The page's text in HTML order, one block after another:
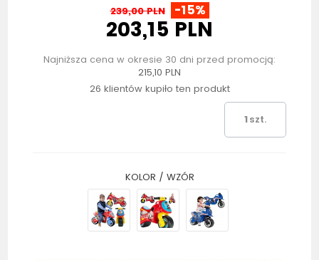
239,00 PLN -15%
203,15 PLN
Najniższa cena w okresie 30 dni przed promocją:
215,10 PLN
26 klientów kupiło ten produkt
szt.
KOLOR / WZÓR